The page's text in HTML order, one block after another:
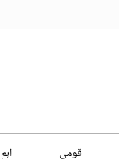
قومی